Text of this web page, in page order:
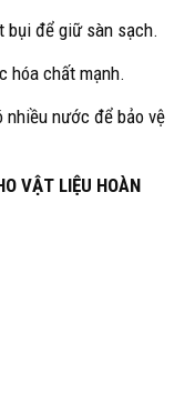
bụi để giữ sàn sạch.
hóa chất mạnh.
nước để bảo vệ
VẬT LIỆU HOÀN